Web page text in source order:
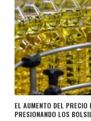
EL AUMENTO DEL
PRESIONANDO LOS